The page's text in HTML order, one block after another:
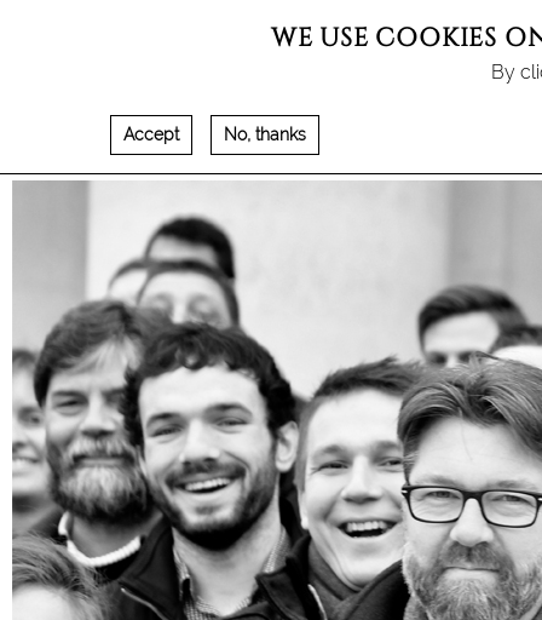
WE USE COOKIES
By
Accept No, thanks
RECRUTEMENT